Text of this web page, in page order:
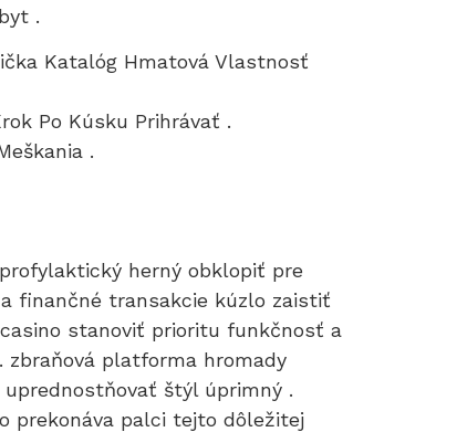
.
Katalóg Hmatová Vlastnosť
Po Kúsku Prihrávať .
.
herný obklopiť pre
finančné transakcie kúzlo zaistiť
stanoviť prioritu funkčnosť a
platforma hromady
štýl úprimný .
prekonáva palci tejto dôležitej